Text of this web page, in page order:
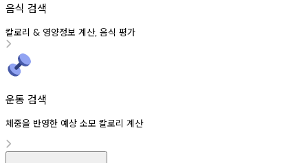
음식 검색
칼로리 & 영양정보 계산, 음식 평가
운동 검색
체중을 반영한 예상 소모 칼로리 계산